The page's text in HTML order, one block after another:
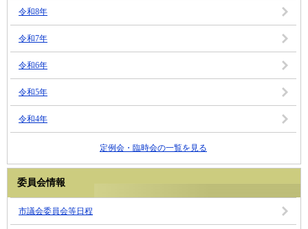
令和8年
令和7年
令和6年
令和5年
令和4年
定例会・臨時会の一覧を見る
委員会情報
市議会委員会等日程